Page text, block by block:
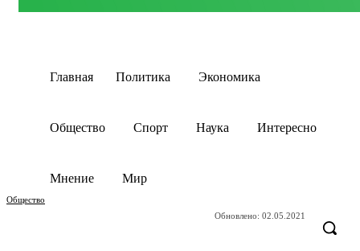
Главная Политика Экономика
Общество Спорт Наука Интересно
Мнение Мир
Общество
Обновлено: 02.05.2021